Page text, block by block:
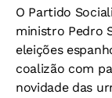
O Partido
ministro Pedro
eleições
coalizão com
novidade das